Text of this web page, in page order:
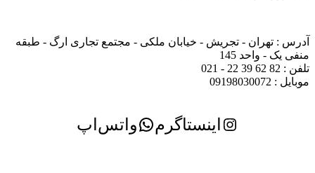
آدرس : تهران - تجریش - خیابان ملکی - مجتمع تجاری ارگ - طبقه
منفی یک - واحد 145
تلفن : 82 62 39 22 - 021
موبایل : 09198030072
اینستاگرم واتس‌اپ